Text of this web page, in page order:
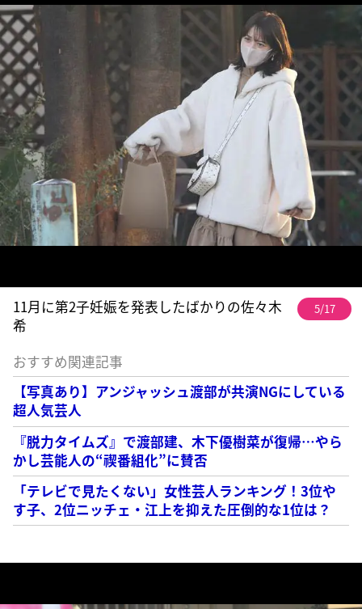
11月に第2子妊娠を発表したばかりの佐々木
希
5/17
おすすめ関連記事
【写真あり】アンジャッシュ渡部が共演NGにしている
超人気芸人
『脱力タイムズ』で渡部建、木下優樹菜が復帰…やら
かし芸能人の“禊番組化”に賛否
「テレビで見たくない」女性芸人ランキング！3位や
す子、2位ニッチェ・江上を抑えた圧倒的な1位は？